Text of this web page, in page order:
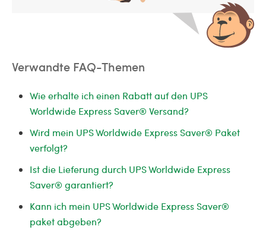
Verwandte FAQ-Themen
Wie erhalte ich einen Rabatt auf den UPS
Worldwide Express Saver® Versand?
Wird mein UPS Worldwide Express Saver® Paket
verfolgt?
Ist die Lieferung durch UPS Worldwide Express
Saver® garantiert?
Kann ich mein UPS Worldwide Express Saver®
paket abgeben?